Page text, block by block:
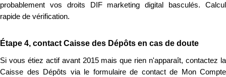
probablement vos droits DIF marketing digital basculés. Calcul
rapide de vérification.
Étape 4, contact Caisse des Dépôts en cas de doute
Si vous étiez actif avant 2015 mais que rien n'apparaît, contactez la
Caisse des Dépôts via le formulaire de contact de Mon Compte